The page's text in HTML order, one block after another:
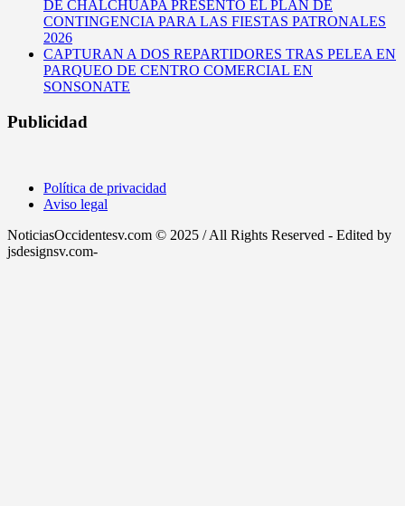
DE CHALCHUAPA PRESENTÓ EL PLAN DE
CONTINGENCIA PARA LAS FIESTAS PATRONALES
2026
CAPTURAN A DOS REPARTIDORES TRAS PELEA EN
PARQUEO DE CENTRO COMERCIAL EN
SONSONATE
Publicidad
Política de privacidad
Aviso legal
NoticiasOccidentesv.com © 2025 / All Rights Reserved - Edited by
jsdesignsv.com-